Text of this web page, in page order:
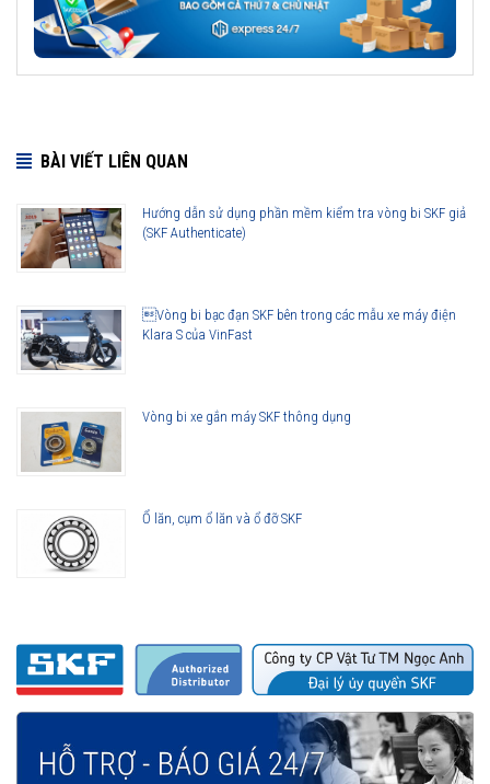
BÀI VIẾT LIÊN QUAN
Hướng dẫn sử dụng phần mềm kiểm tra vòng bi SKF giả
(SKF Authenticate)
Vòng bi bạc đạn SKF bên trong các mẫu xe máy điện
Klara S của VinFast
Vòng bi xe gắn máy SKF thông dụng
Ổ lăn, cụm ổ lăn và ổ đỡ SKF